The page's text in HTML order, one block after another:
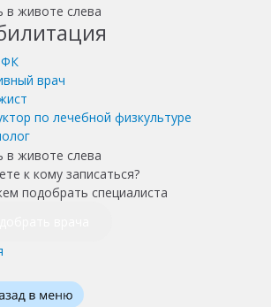
врач
по лечебной физкультуре
к кому записаться?
подобрать специалиста